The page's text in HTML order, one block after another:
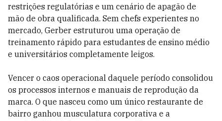
restrições regulatórias e um cenário de apagão de
mão de obra qualificada. Sem chefs experientes no
mercado, Gerber estruturou uma operação de
treinamento rápido para estudantes de ensino médio
e universitários completamente leigos.
Vencer o caos operacional daquele período consolidou
os processos internos e manuais de reprodução da
marca. O que nasceu como um único restaurante de
bairro ganhou musculatura corporativa e a